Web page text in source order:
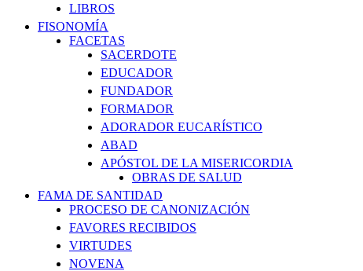
LIBROS
FISONOMÍA
FACETAS
SACERDOTE
EDUCADOR
FUNDADOR
FORMADOR
ADORADOR EUCARÍSTICO
ABAD
APÓSTOL DE LA MISERICORDIA
OBRAS DE SALUD
FAMA DE SANTIDAD
PROCESO DE CANONIZACIÓN
FAVORES RECIBIDOS
VIRTUDES
NOVENA